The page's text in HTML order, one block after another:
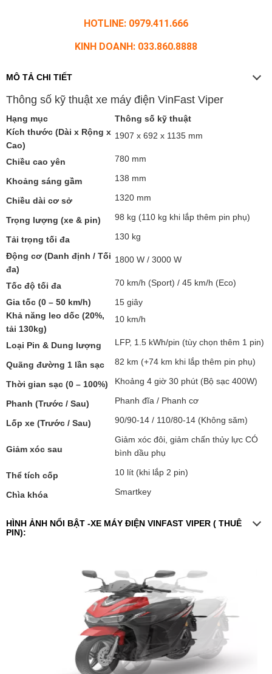
HOTLINE: 0979.411.666
KINH DOANH: 033.860.8888
MÔ TẢ CHI TIẾT
Thông số kỹ thuật xe máy điện VinFast Viper
Hạng mục
Thông số kỹ thuật
Kích thước (Dài x Rộng x
Cao)
1907 x 692 x 1135 mm
Chiều cao yên 780 mm
Khoảng sáng gầm 138 mm
Chiều dài cơ sở 1320 mm
Trọng lượng (xe & pin) 98 kg (110 kg khi lắp thêm pin phụ)
Tải trọng tối đa
130 kg
Động cơ (Danh định / Tối
đa)
1800 W / 3000 W
Tốc độ tối đa
70 km/h (Sport) / 45 km/h (Eco)
Gia tốc (0 – 50 km/h)
15 giây
Khả năng leo dốc (20%,
tải 130kg)
10 km/h
Loại Pin & Dung lượng LFP, 1.5 kWh/pin (tùy chọn thêm 1 pin)
Quãng đường 1 lần sạc 82 km (+74 km khi lắp thêm pin phụ)
Thời gian sạc (0 – 100%) Khoảng 4 giờ 30 phút (Bộ sạc 400W)
Phanh (Trước / Sau) Phanh đĩa / Phanh cơ
Lốp xe (Trước / Sau) 90/90-14 / 110/80-14 (Không săm)
Giảm xóc sau
Giảm xóc đôi, giảm chấn thủy lực CÓ
bình dầu phụ
Thể tích cốp 10 lít (khi lắp 2 pin)
Chìa khóa Smartkey
HÌNH ẢNH NỔI BẬT -XE MÁY ĐIỆN VINFAST VIPER ( THUÊ
PIN):